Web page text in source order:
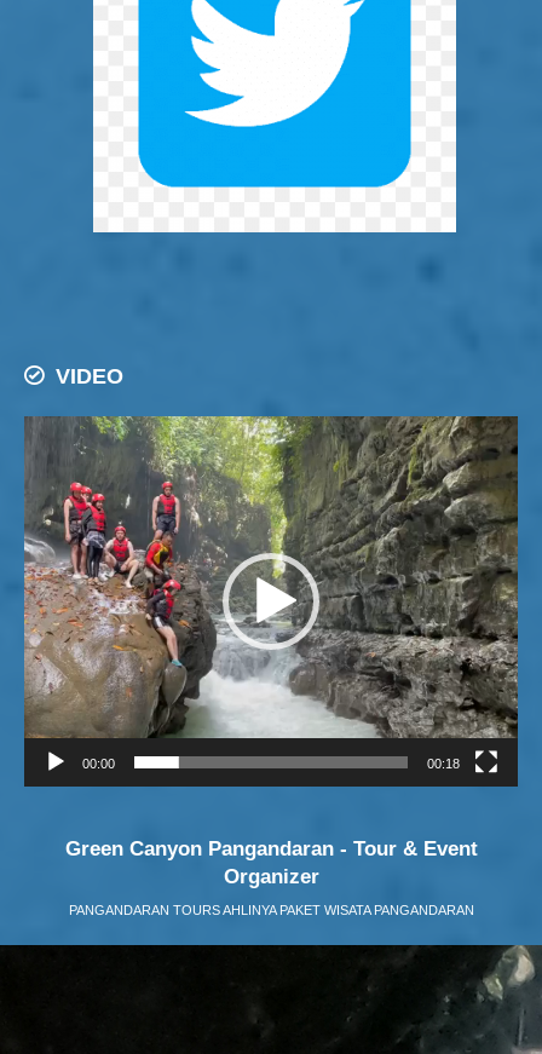
VIDEO
Pemutar
Video
00:00 00:18
Green Canyon Pangandaran - Tour & Event
Organizer
PANGANDARAN TOURS AHLINYA PAKET WISATA PANGANDARAN